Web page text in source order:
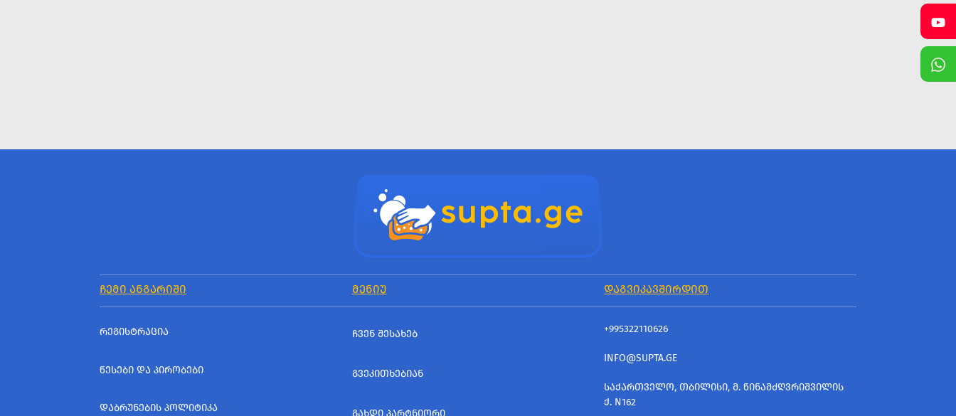
ᲩᲔᲛᲘ ᲐᲜᲒᲐᲠᲘᲨᲘ ᲛᲔᲜᲘᲣ ᲓᲐᲒᲕᲘᲙᲐᲕᲨᲘᲠᲓᲘᲗ
ᲠᲔᲒᲘᲡᲢᲠᲐᲪᲘᲐ
ᲬᲔᲡᲔᲑᲘ ᲓᲐ ᲞᲘᲠᲝᲑᲔᲑᲘ
ᲓᲐᲑᲠᲣᲜᲔᲑᲘᲡ ᲞᲝᲚᲘᲢᲘᲙᲐ
ᲩᲕᲔᲜ ᲨᲔᲡᲐᲮᲔᲑ
ᲒᲕᲔᲙᲘᲗᲮᲔᲑᲘᲐᲜ
ᲒᲐᲮᲓᲘ ᲞᲐᲠᲢᲜᲘᲝᲠᲘ
+995322110626
INFO@SUPTA.GE
ᲡᲐᲥᲐᲠᲗᲕᲔᲚᲝ, ᲗᲑᲘᲚᲘᲡᲘ, Მ. ᲬᲘᲜᲐᲛᲫᲦᲕᲠᲘᲨᲕᲘᲚᲘᲡ
Ქ. N162